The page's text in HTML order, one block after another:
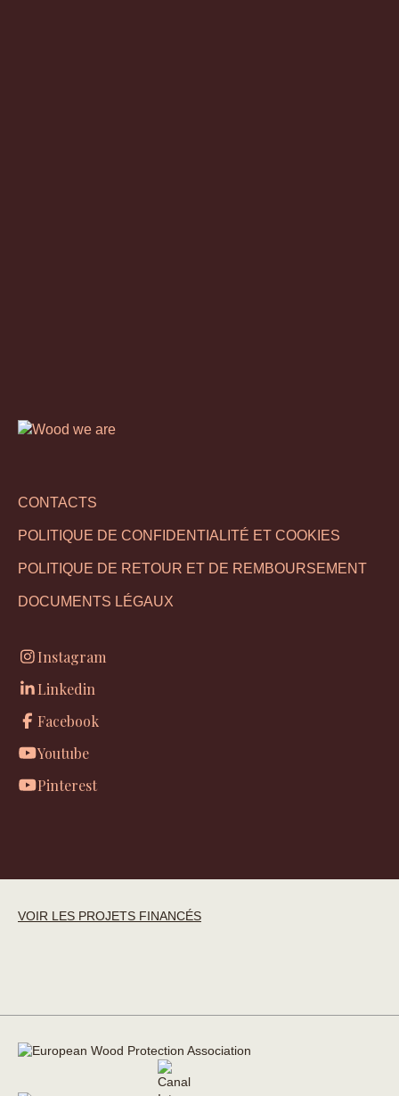
CONTACTS
POLITIQUE DE CONFIDENTIALITÉ ET COOKIES
POLITIQUE DE RETOUR ET DE REMBOURSEMENT
DOCUMENTS LÉGAUX
Instagram
Linkedin
Facebook
Youtube
Pinterest
VOIR LES PROJETS FINANCÉS